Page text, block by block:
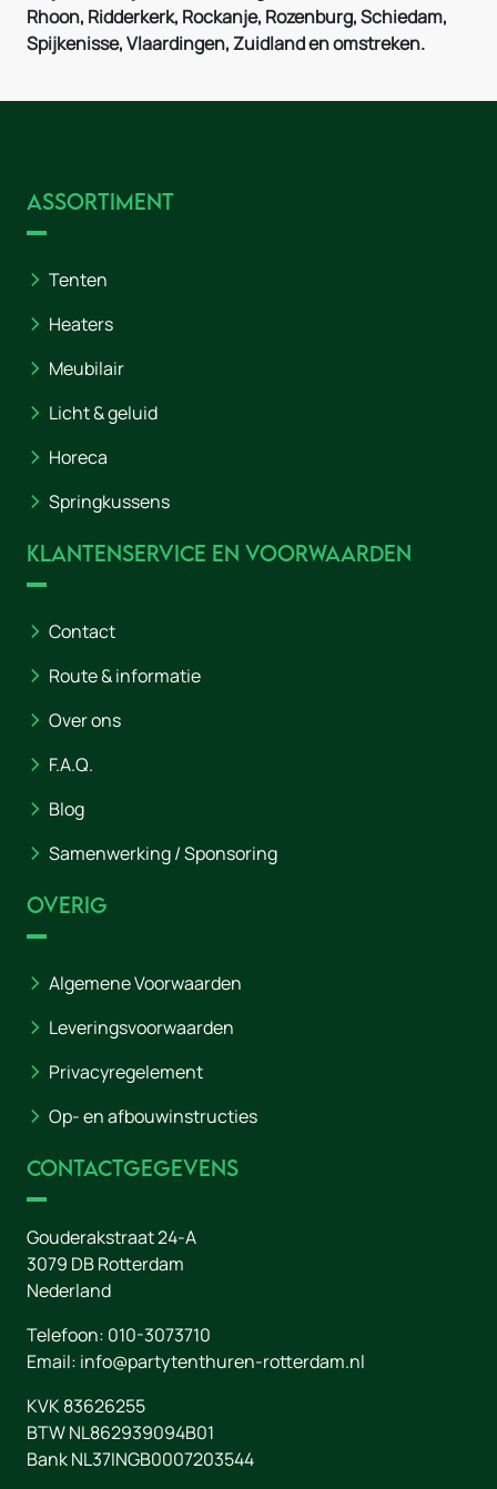
Rhoon, Ridderkerk, Rockanje, Rozenburg, Schiedam,
Spijkenisse, Vlaardingen, Zuidland en omstreken.
Assortiment
Tenten
Heaters
Meubilair
Licht & geluid
Horeca
Springkussens
Klantenservice en voorwaarden
Contact
Route & informatie
Over ons
F.A.Q.
Blog
Samenwerking / Sponsoring
Overig
Algemene Voorwaarden
Leveringsvoorwaarden
Privacyregelement
Op- en afbouwinstructies
Contactgegevens
Gouderakstraat 24-A
3079 DBRotterdam
Nederland
Telefoon: 010-3073710
Email: info@partytenthuren-rotterdam.nl
KVK 83626255
BTW NL862939094B01
Bank NL37INGB0007203544